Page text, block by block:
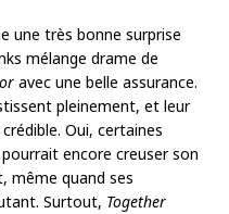
une très bonne surprise
mélange drame de
avec une belle assurance.
pleinement, et leur
Oui, certaines
encore creuser son
même quand ses
Surtout, Together